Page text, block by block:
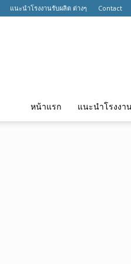
แนะนำโรงงานรับผลิต ต่างๆ Contact
หน้าแรก แนะนำโรงงา